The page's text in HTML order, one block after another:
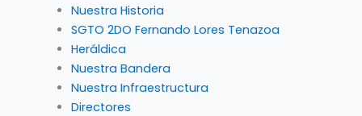
Nuestra Historia
SGTO 2DO Fernando Lores Tenazoa
Heráldica
Nuestra Bandera
Nuestra Infraestructura
Directores